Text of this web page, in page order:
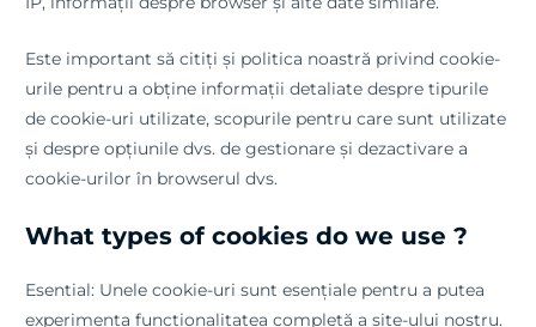
Este important să citiți și politica noastră privind cookie-
urile pentru a obține informații detaliate despre tipurile
de cookie-uri utilizate, scopurile pentru care sunt utilizate
și despre opțiunile dvs. de gestionare și dezactivare a
cookie-urilor în browserul dvs.
What types of cookies do we use ?
Esential: Unele cookie-uri sunt esențiale pentru a putea
experimenta funcționalitatea completă a site-ului nostru.